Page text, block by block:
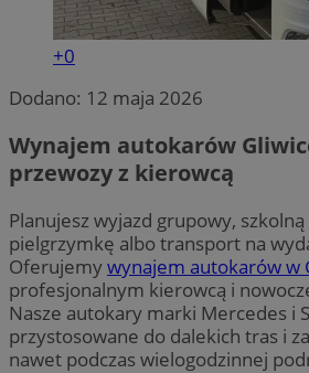
+0
Dodano: 12 maja 2026
Wynajem autokarów
przewozy z kierowcą
Planujesz wyjazd grupowy,
pielgrzymkę albo transport na
Oferujemywynajem autokarów w
profesjonalnym kierowcą i
Nasze autokary marki Mercedes i
przystosowane do dalekich tras i
nawet podczas wielogodzinnej